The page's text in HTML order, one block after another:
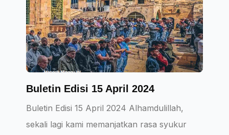
Buletin Edisi 15 April 2024
Buletin Edisi 15 April 2024 Alhamdulillah,
sekali lagi kami memanjatkan rasa syukur